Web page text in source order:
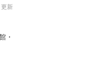
新
・